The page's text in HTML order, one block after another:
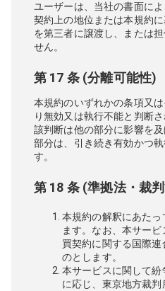
ユーザーは、当社の書面に
契約上の地位または本規約
を第三者に譲渡し、または
せん。
第 17 条 (分離可能性)
本規約のいずれかの条項又
り無効又は執行不能と判断
該判断は他の部分に影響を
部分は、引き続き有効かつ
す。
第 18 条 (準拠法・裁
本規約の解釈にあた
ます。なお、本サー
買契約に関する国際
のとします。
本サービスに関して
に応じ、東京地方裁